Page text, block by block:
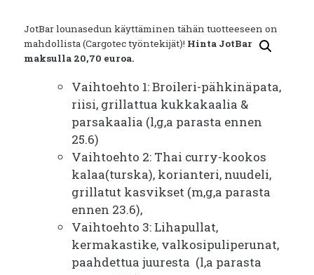
JotBar lounasedun käyttäminen tähän tuotteeseen on
mahdollista (Cargotec työntekijät)! Hinta JotBar
maksulla 20,70 euroa.
Vaihtoehto 1: Broileri-pähkinäpata,
riisi, grillattua kukkakaalia &
parsakaalia (l,g,a parasta ennen
25.6)
Vaihtoehto 2: Thai curry-kookos
kalaa(turska), korianteri, nuudeli,
grillatut kasvikset (m,g,a parasta
ennen 23.6),
Vaihtoehto 3: Lihapullat,
kermakastike, valkosipuliperunat,
paahdettua juuresta (l,a parasta